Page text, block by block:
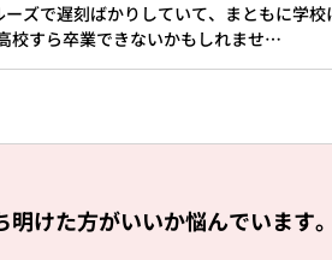
ズで遅刻ばかりしていて、まともに学
校すら卒業できないかもしれませ…
けた方がいいか悩んでいます。